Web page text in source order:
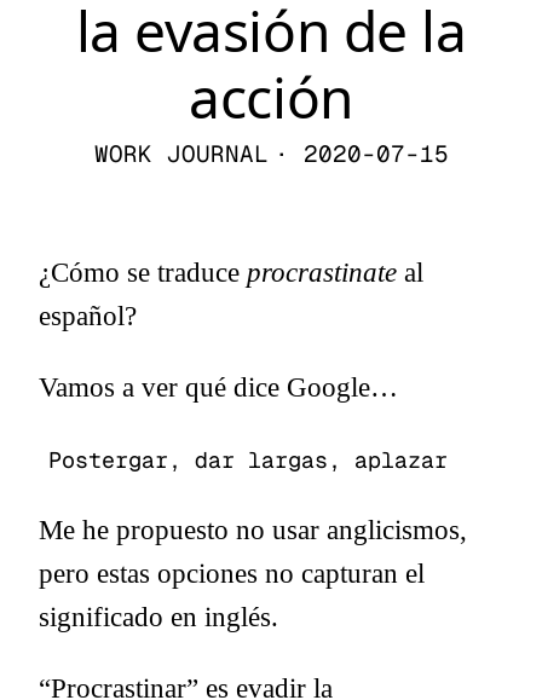
la evasión de la
acción
WORK JOURNAL · 2020-07-15
¿Cómo se traduce procrastinate al
español?
Vamos a ver qué dice Google…
Postergar, dar largas, aplazar
Me he propuesto no usar anglicismos,
pero estas opciones no capturan el
significado en inglés.
“Procrastinar” es evadir la